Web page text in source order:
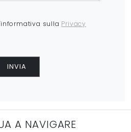
sulla Privacy
INVIA
A NAVIGARE